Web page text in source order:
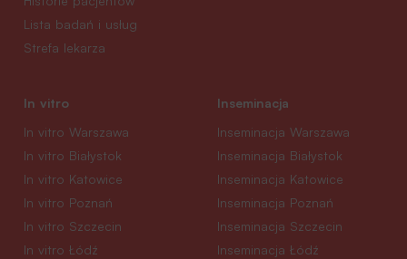
Lista badań i usług
Strefa lekarza
In vitro
In vitro Warszawa
In vitro Białystok
In vitro Katowice
In vitro Poznań
In vitro Szczecin
In vitro Łódź
Inseminacja
Inseminacja Warszawa
Inseminacja Białystok
Inseminacja Katowice
Inseminacja Poznań
Inseminacja Szczecin
Inseminacja Łódź